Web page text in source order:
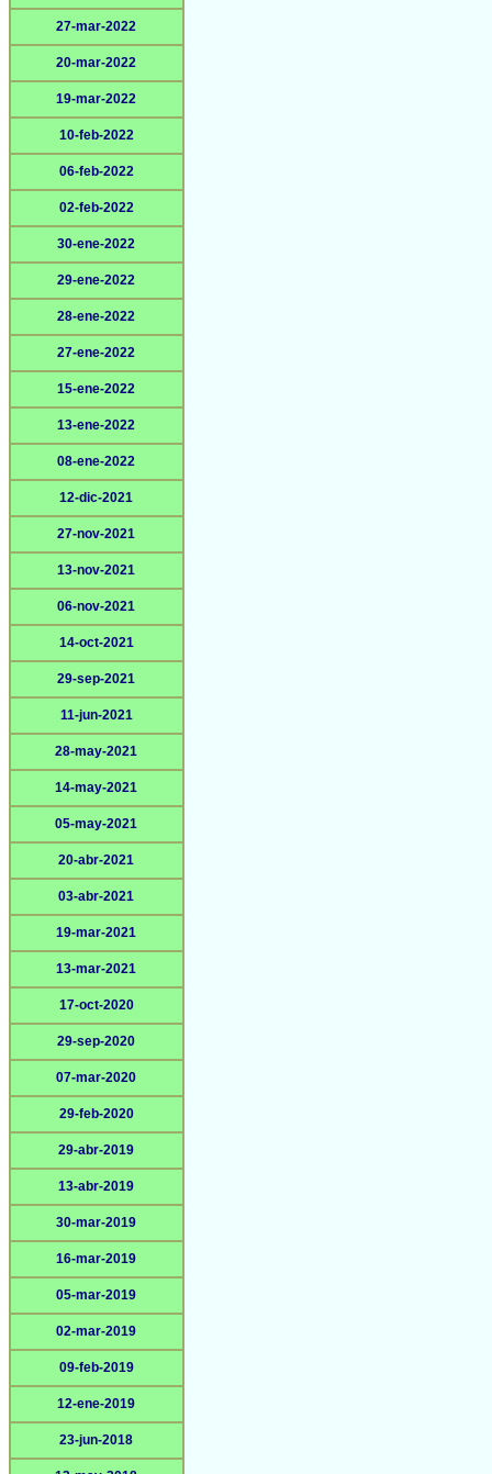
27-mar-2022
20-mar-2022
19-mar-2022
10-feb-2022
06-feb-2022
02-feb-2022
30-ene-2022
29-ene-2022
28-ene-2022
27-ene-2022
15-ene-2022
13-ene-2022
08-ene-2022
12-dic-2021
27-nov-2021
13-nov-2021
06-nov-2021
14-oct-2021
29-sep-2021
11-jun-2021
28-may-2021
14-may-2021
05-may-2021
20-abr-2021
03-abr-2021
19-mar-2021
13-mar-2021
17-oct-2020
29-sep-2020
07-mar-2020
29-feb-2020
29-abr-2019
13-abr-2019
30-mar-2019
16-mar-2019
05-mar-2019
02-mar-2019
09-feb-2019
12-ene-2019
23-jun-2018